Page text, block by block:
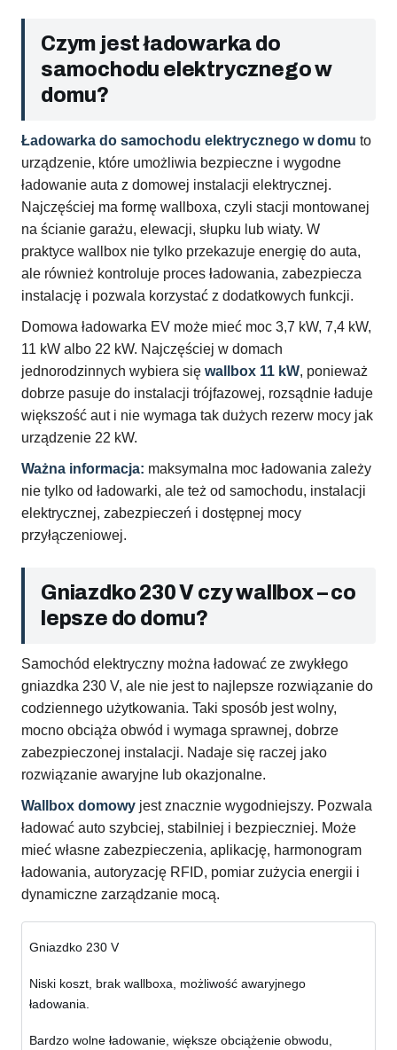
Czym jest ładowarka do
samochodu elektrycznego w
domu?
Ładowarka do samochodu elektrycznego w domu to
urządzenie, które umożliwia bezpieczne i wygodne
ładowanie auta z domowej instalacji elektrycznej.
Najczęściej ma formę wallboxa, czyli stacji montowanej
na ścianie garażu, elewacji, słupku lub wiaty. W
praktyce wallbox nie tylko przekazuje energię do auta,
ale również kontroluje proces ładowania, zabezpiecza
instalację i pozwala korzystać z dodatkowych funkcji.
Domowa ładowarka EV może mieć moc 3,7 kW, 7,4 kW,
11 kW albo 22 kW. Najczęściej w domach
jednorodzinnych wybiera się wallbox 11 kW, ponieważ
dobrze pasuje do instalacji trójfazowej, rozsądnie ładuje
większość aut i nie wymaga tak dużych rezerw mocy jak
urządzenie 22 kW.
Ważna informacja: maksymalna moc ładowania zależy
nie tylko od ładowarki, ale też od samochodu, instalacji
elektrycznej, zabezpieczeń i dostępnej mocy
przyłączeniowej.
Gniazdko 230 V czy wallbox – co
lepsze do domu?
Samochód elektryczny można ładować ze zwykłego
gniazdka 230 V, ale nie jest to najlepsze rozwiązanie do
codziennego użytkowania. Taki sposób jest wolny,
mocno obciąża obwód i wymaga sprawnej, dobrze
zabezpieczonej instalacji. Nadaje się raczej jako
rozwiązanie awaryjne lub okazjonalne.
Wallbox domowy jest znacznie wygodniejszy. Pozwala
ładować auto szybciej, stabilniej i bezpieczniej. Może
mieć własne zabezpieczenia, aplikację, harmonogram
ładowania, autoryzację RFID, pomiar zużycia energii i
dynamiczne zarządzanie mocą.
Gniazdko 230 V
Niski koszt, brak wallboxa, możliwość awaryjnego
ładowania.
Bardzo wolne ładowanie, większe obciążenie obwodu,